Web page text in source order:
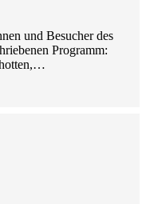
und Besucher des
Programm: